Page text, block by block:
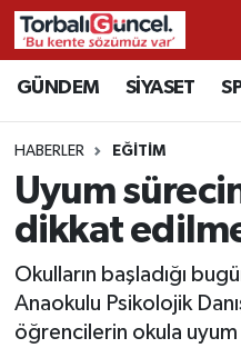
GÜNDEM SİYASET
HABERLER EĞİTİM
Uyum
dikkat
Okulların başladığı
Anaokulu Psikolojik
öğrencilerin okula
İzmir Nöbetçi
İzmir Hava Durumu
İzmir Namaz
Süper Lig Puan